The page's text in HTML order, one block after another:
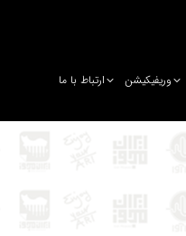
وریفیکیشن ارتباط با ما